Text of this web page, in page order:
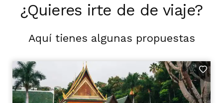
¿Quieres irte de de viaje?
Aquí tienes algunas propuestas